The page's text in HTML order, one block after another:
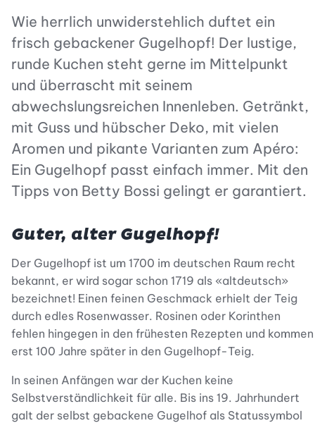
Wie herrlich unwiderstehlich duftet ein
frisch gebackener Gugelhopf! Der lustige,
runde Kuchen steht gerne im Mittelpunkt
und überrascht mit seinem
abwechslungsreichen Innenleben. Getränkt,
mit Guss und hübscher Deko, mit vielen
Aromen und pikante Varianten zum Apéro:
Ein Gugelhopf passt einfach immer. Mit den
Tipps von Betty Bossi gelingt er garantiert.
Guter, alter Gugelhopf!
Der Gugelhopf ist um 1700 im deutschen Raum recht
bekannt, er wird sogar schon 1719 als «altdeutsch»
bezeichnet! Einen feinen Geschmack erhielt der Teig
durch edles Rosenwasser. Rosinen oder Korinthen
fehlen hingegen in den frühesten Rezepten und kommen
erst 100 Jahre später in den Gugelhopf-Teig.
In seinen Anfängen war der Kuchen keine
Selbstverständlichkeit für alle. Bis ins 19. Jahrhundert
galt der selbst gebackene Gugelhof als Statussymbol